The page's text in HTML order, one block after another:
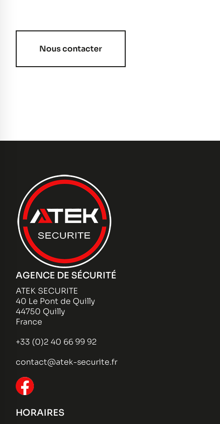
Nous contacter
AGENCE DE SÉCURITÉ
ATEK SECURITE
40 Le Pont de Quilly
44750 Quilly
France
+33 (0)2 40 66 99 92
contact@atek-securite.fr
HORAIRES